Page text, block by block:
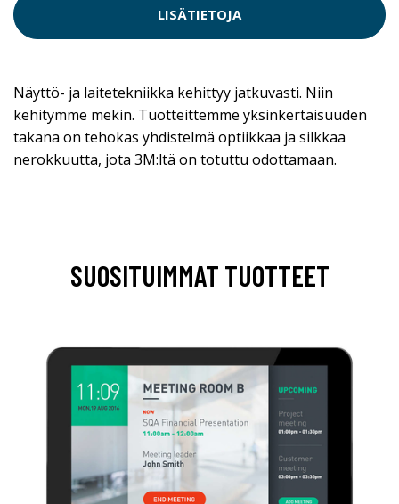
LISÄTIETOJA
Näyttö- ja laitetekniikka kehittyy jatkuvasti. Niin
kehitymme mekin. Tuotteittemme yksinkertaisuuden
takana on tehokas yhdistelmä optiikkaa ja silkkaa
nerokkuutta, jota 3M:ltä on totuttu odottamaan.
SUOSITUIMMAT TUOTTEET